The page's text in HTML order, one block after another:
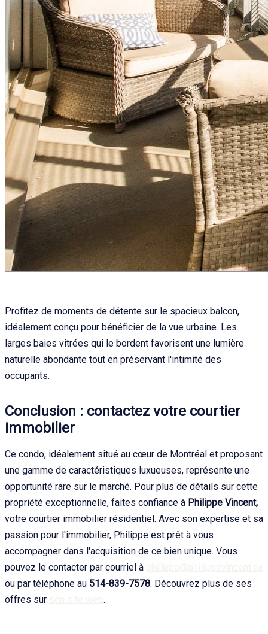
Profitez de moments de détente sur le spacieux balcon,
idéalement conçu pour bénéficier de la vue urbaine. Les
larges baies vitrées qui le bordent favorisent une lumière
naturelle abondante tout en préservant l'intimité des
occupants.
Conclusion : contactez votre courtier
immobilier
Ce condo, idéalement situé au cœur de Montréal et proposant
une gamme de caractéristiques luxueuses, représente une
opportunité rare sur le marché. Pour plus de détails sur cette
propriété exceptionnelle, faites confiance à Philippe Vincent,
votre courtier immobilier résidentiel. Avec son expertise et sa
passion pour l'immobilier, Philippe est prêt à vous
accompagner dans l'acquisition de ce bien unique. Vous
pouvez le contacter par courriel à
ou par téléphone au 514-839-7578. Découvrez plus de ses
offres sur
.